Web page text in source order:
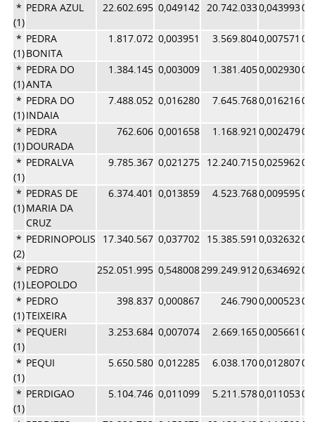
*
(1)
PEDRA AZUL 22.602.695 0,049142 20.742.0330,043993
*
(1)
PEDRA
BONITA
1.817.072 0,003951 3.569.8040,007571
*
(1)
PEDRA DO
ANTA
1.384.145 0,003009 1.381.4050,002930
*
(1)
PEDRA DO
INDAIA
7.488.052 0,016280 7.645.7680,016216
*
(1)
PEDRA
DOURADA
762.606 0,001658 1.168.921 0,002479
*
(1)
PEDRALVA 9.785.367 0,021275 12.240.7150,025962
*
(1)
PEDRAS DE
MARIA DA
CRUZ
6.374.401 0,013859 4.523.7680,009595
*
(2)
PEDRINOPOLIS 17.340.567 0,037702 15.385.591 0,032632
*
(1)
PEDRO
LEOPOLDO
252.051.995 0,548008299.249.9120,634692
*
(1)
PEDRO
TEIXEIRA
398.837 0,000867 246.7900,000523
*
(1)
PEQUERI 3.253.684 0,007074 2.669.1650,005661
*
(1)
PEQUI 5.650.580 0,012285 6.038.1700,012807
*
(1)
PERDIGAO 5.104.746 0,011099 5.211.5780,011053